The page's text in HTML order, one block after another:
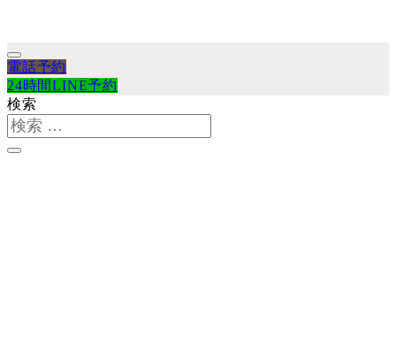
電話予約
24時間LINE予約
検索